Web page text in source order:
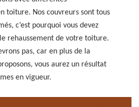
toiture. Nos couvreurs sont tous
c’est pourquoi vous devez
rehaussement de votre toiture.
pas, car en plus de la
vous aurez un résultat
en vigueur.